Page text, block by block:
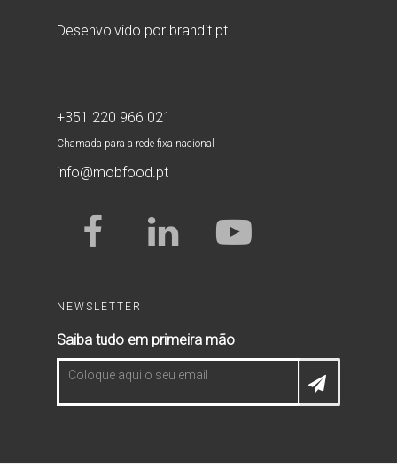
Desenvolvido por brandit.pt
+351 220 966 021
Chamada para a rede fixa nacional
info@mobfood.pt
NEWSLETTER
Saiba tudo em primeira mão
Coloque aqui o seu email